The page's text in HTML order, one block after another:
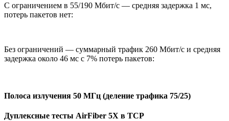
С ограничением в 55/190 Мбит/с — средняя задержка 1 мс,
потерь пакетов нет:
Без ограничений — суммарный трафик 260 Мбит/с и средняя
задержка около 46 мс с 7% потерь пакетов:
Полоса излучения 50 МГц (деление трафика 75/25)
Дуплексные тесты AirFiber 5X в TCP